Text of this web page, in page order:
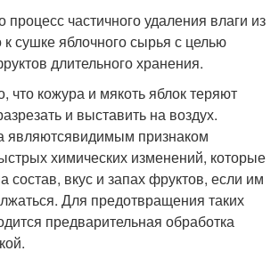
процесс частичного удаления влаги из
к сушке яблочного сырья с целью
длительного хранения.
что кожура и мякоть яблок теряют
и выставить на воздух.
являютсявидимым признаком
химических изменений, которые
состав, вкус и запах фруктов, если им
Для предотвращения таких
предварительная обработка